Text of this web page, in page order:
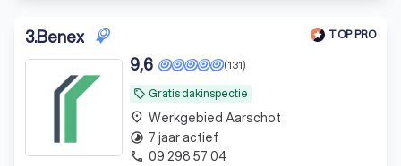
3.Benex TOP PRO
local_offer Gratis dakinspectie
(131)
9,6
place Werkgebied Aarschot
timelapse 7 jaar actief
phone 09 298 57 04